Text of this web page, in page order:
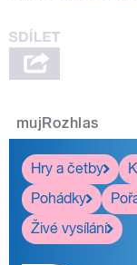
mujRozhlas
Hry a četby
Pohádky
Živé vysílání